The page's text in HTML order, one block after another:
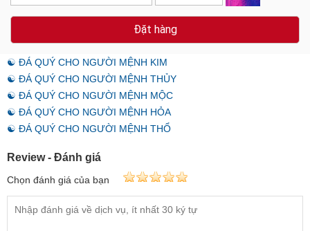
Đặt hàng
☯ ĐÁ QUÝ CHO NGƯỜI MỆNH KIM
☯ ĐÁ QUÝ CHO NGƯỜI MỆNH THỦY
☯ ĐÁ QUÝ CHO NGƯỜI MỆNH MỘC
☯ ĐÁ QUÝ CHO NGƯỜI MỆNH HỎA
☯ ĐÁ QUÝ CHO NGƯỜI MỆNH THỔ
Review - Đánh giá
Chọn đánh giá của bạn